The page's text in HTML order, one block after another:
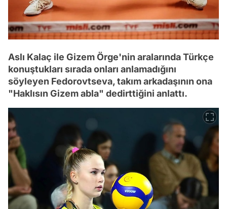
Aslı Kalaç ile Gizem Örge'nin aralarında Türkçe
konuştukları sırada onları anlamadığını
söyleyen Fedorovtseva, takım arkadaşının ona
"Haklısın Gizem abla" dedirttiğini anlattı.